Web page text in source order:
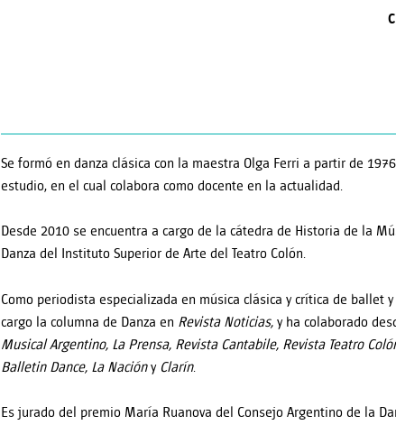
Se formó en danza clásica con la maestra Olga Ferri a partir de
estudio, en el cual colabora como docente en la actualidad.
Desde 2010 se encuentra a cargo de la cátedra de Historia de la
Danza del Instituto Superior de Arte del Teatro Colón.
Como periodista especializada en música clásica y crítica de ballet
cargo la columna de Danza en Revista Noticias, y ha colaborado
Musical Argentino, La Prensa, Revista Cantabile, Revista Teatro
Balletin Dance, La Nacióny Clarín.
Es jurado del premio María Ruanova del Consejo Argentino de la